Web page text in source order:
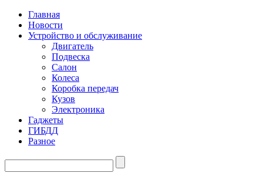
Главная
Новости
Устройство и обслуживание
Двигатель
Подвеска
Салон
Колеса
Коробка передач
Кузов
Электроника
Гаджеты
ГИБДД
Разное